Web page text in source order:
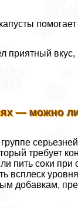
приятный
— можно
группе
требует
пить соки
всплеск
добавкам,